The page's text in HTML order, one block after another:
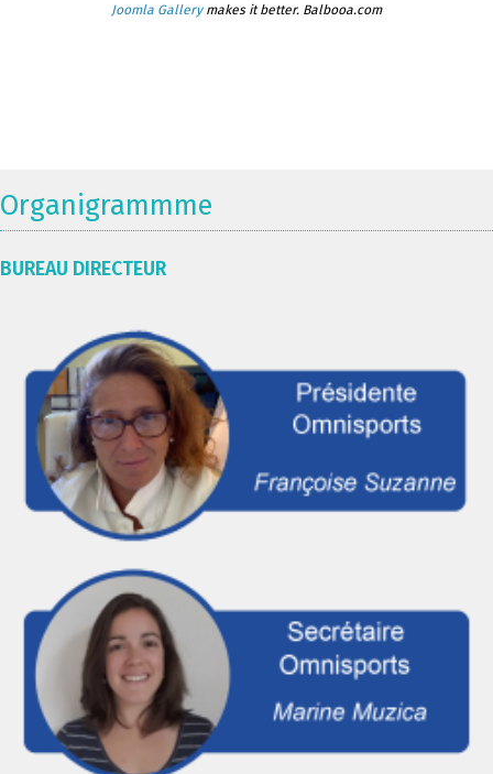
Joomla Gallerymakes it better. Balbooa.com
Organigrammme
BUREAU DIRECTEUR